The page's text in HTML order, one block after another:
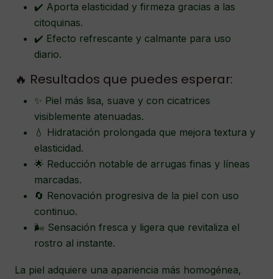
✔️ Aporta elasticidad y firmeza gracias a las
citoquinas.
✔️ Efecto refrescante y calmante para uso
diario.
🔥 Resultados que puedes esperar:
✨ Piel más lisa, suave y con cicatrices
visiblemente atenuadas.
💧 Hidratación prolongada que mejora textura y
elasticidad.
🌟 Reducción notable de arrugas finas y líneas
marcadas.
🔄 Renovación progresiva de la piel con uso
continuo.
🌬️ Sensación fresca y ligera que revitaliza el
rostro al instante.
La piel adquiere una apariencia más homogénea,